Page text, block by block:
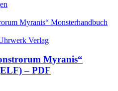
Verlag
Myranis“
– PDF